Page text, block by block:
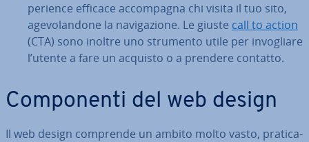
pe­rien­ce efficace ac­com­pa­gna chi visita il tuo sito,
age­vo­lan­do­ne la na­vi­ga­zio­ne. Le giuste call to action
(CTA) sono inoltre uno strumento utile per in­vo­glia­re
l’utente a fare un acquisto o a prendere contatto.
Com­po­nen­ti del web design
Il web design comprende un ambito molto vasto, pra­ti­ca­